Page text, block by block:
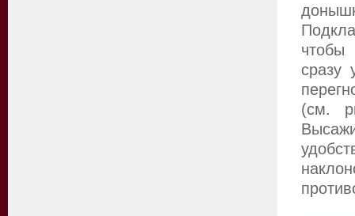
чтобы
сразу
(см.